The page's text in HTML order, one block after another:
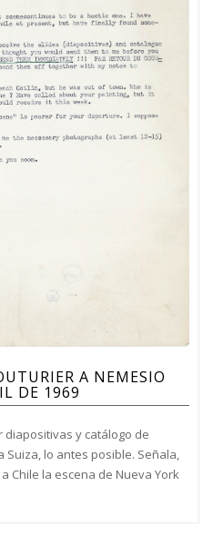
A NEMESIO
DE 1969
y catálogo de
lo antes posible. Señala,
Chile la escena de Nueva York